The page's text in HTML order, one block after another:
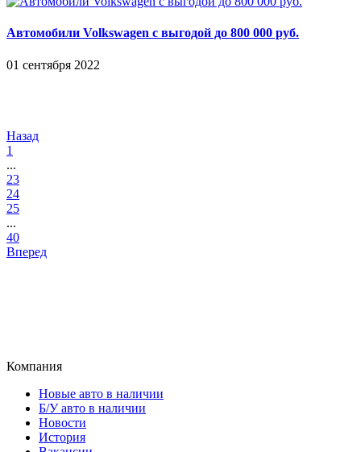
1
...
23
24
25
...
40
Вперед
Б/У авто в наличии
Новости
История
Вакансии